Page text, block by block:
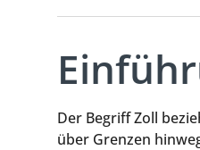
Der Begriff Zoll
über Grenzen